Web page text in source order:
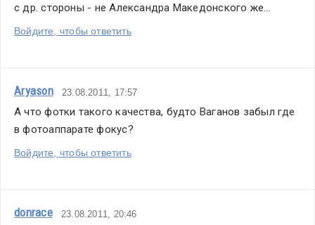
с др. стороны - не Александра Македонского же...
Войдите, чтобы ответить
Aryason 23.08.2011, 17:57
А что фотки такого качества, будто Ваганов забыл где
в фотоаппарате фокус?
Войдите, чтобы ответить
donrace 23.08.2011, 20:46